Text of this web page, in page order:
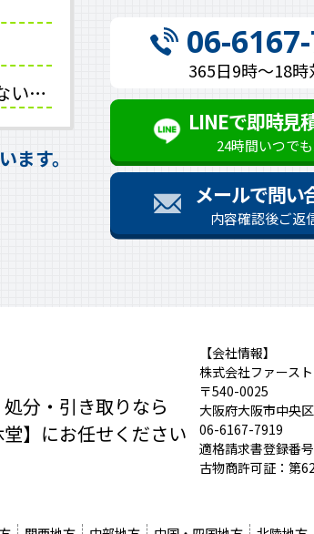
い…
す。
06-
365日9時～18時
LINEで即時見
24時間いつで
メールで問い
内容確認後ご返
分・引き取りなら
堂】にお任せください
【会社情報】
株式会社ファース
〒540-0025
大阪府大阪市中央
06-6167-7919
適格請求書登録番
古物商許可証：第